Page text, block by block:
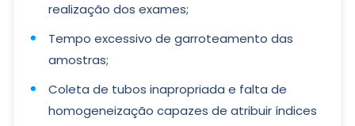
realização dos exames;
Tempo excessivo de garroteamento das
amostras;
Coleta de tubos inapropriada e falta de
homogeneização capazes de atribuir índices